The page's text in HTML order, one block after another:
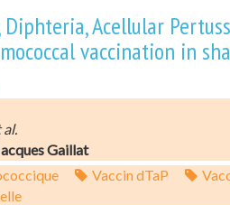
Acellular
vaccination in
al.
Gaillat
Vaccin dTaP